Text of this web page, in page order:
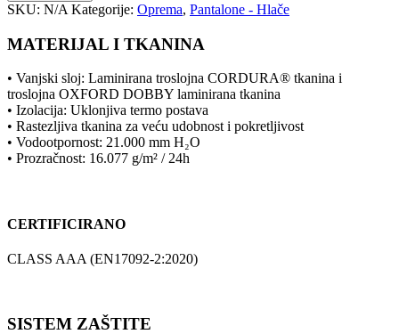
SKU: N/A Kategorije: Oprema, Pantalone - Hlače
MATERIJAL I TKANINA
• Vanjski sloj: Laminirana troslojna CORDURA® tkanina i
troslojna OXFORD DOBBY laminirana tkanina
• Izolacija: Uklonjiva termo postava
• Rastezljiva tkanina za veću udobnost i pokretljivost
• Vodootpornost: 21.000 mm H₂O
• Prozračnost: 16.077 g/m² / 24h
CERTIFICIRANO
CLASS AAA (EN17092-2:2020)
SISTEM ZAŠTITE